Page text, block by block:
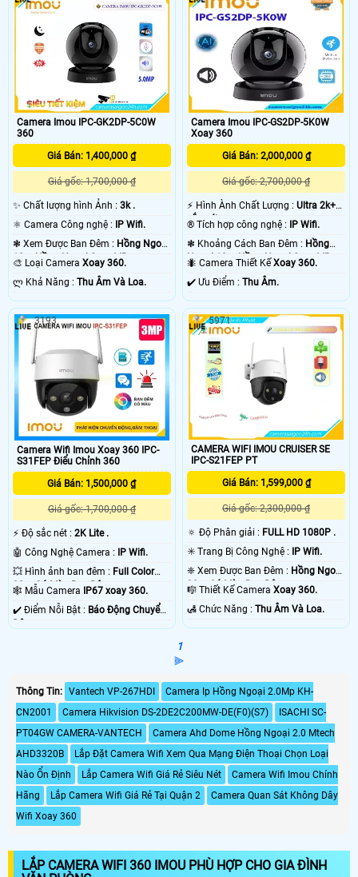
Camera Imou IPC-GK2DP-5C0W
360
Giá Bán: 1,400,000 ₫
Giá gốc: 1,700,000 ₫
✨ Chất lượng hình Ảnh : 3k .
⚛️ Camera Công nghệ :
IP Wifi.
❃ Xem Được Ban Đêm : Hồng Ngoại
10m Hồng Ngoại Smart IR.
🎨 Loại Camera Xoay 360.
️ლ Khả Năng : Thu Âm Và Loa.
Camera Imou IPC-GS2DP-5K0W
Xoay 360
Giá Bán: 2,000,000 ₫
Giá gốc: 2,700,000 ₫
️⚡ Hình Ành Chất Lượng :Ultra 2k+
sắc nét .
®️ Tích hợp công nghệ :
IP Wifi.
❃ Khoảng Cách Ban Đêm : Hồng
Ngoại 10m Hồng Ngoại Smart IR.
🐜 Camera Thiết KếXoay 360.
️✔️ Ưu Điểm :Thu Âm.
Camera Wifi Imou Xoay 360 IPC-
S31FEP Điểu Chỉnh 360
Giá Bán: 1,500,000 ₫
Giá gốc: 1,700,000 ₫
️⚡ Độ sắc nét : 2K Lite .
🤖️ Công Nghệ Camera :
IP Wifi.
💥 Hình ảnh ban đêm : Full Color
30m Có Màu Ban Ðêm.
🕸️ Mẫu Camera
IP67 xoay 360.
️✔️ Điểm Nỗi Bật : Báo Động Chuyển
3193
CAMERA WIFI IMOU CRUISER SE
IPC-S21FEP PT
Giá Bán: 1,599,000 ₫
Giá gốc: 2,300,000 ₫
🔅 Độ Phân giải : FULL HD 1080P .
✳️ Trang Bị Công Nghệ :
IP Wifi.
❈ Xem Được Ban Đêm : Hồng Ngoại
30m Có Màu Ban Ðêm.
🎼️ Thiết Kế CameraXoay 360.
️🛃 Chức Năng :Thu Âm Và Loa.
5971
1
⫸
Thông Tin: Vantech VP-267HDI
Camera Ip Hồng Ngoại 2.0Mp KH-
CN2001
Camera Hikvision DS-2DE2C200MW-DE(F0)(S7)
ISACHI SC-
PT04GW CAMERA-VANTECH
Camera Ahd Dome Hồng Ngoại 2.0 Mtech
AHD3320B
Lắp Đặt Camera Wifi Xem Qua Mạng Điện Thoại Chọn Loại
Nào Ổn Định
Lắp Camera Wifi Giá Rẻ Siêu Nét
Camera Wifi Imou Chính
Hãng
Lắp Camera Wifi Giá Rẻ Tại Quận 2
Camera Quan Sát Không Dây
Wifi Xoay 360
LẮP CAMERA WIFI 360 IMOU PHÙ HỢP CHO GIA ĐÌNH